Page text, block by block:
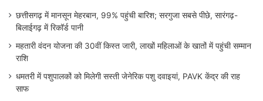
छत्तीसगढ़ में मानसून मेहरबान, 99% पहुंची बारिश; सरगुजा सबसे पीछे, सारंगढ़-
बिलाईगढ़ में रिकॉर्ड पानी
महतारी वंदन योजना की 30वीं किस्त जारी, लाखों महिलाओं के खातों में पहुंची सम्मान
राशि
धमतरी में पशुपालकों को मिलेगी सस्ती जेनेरिक पशु दवाइयां, PAVK केंद्र की राह
साफ